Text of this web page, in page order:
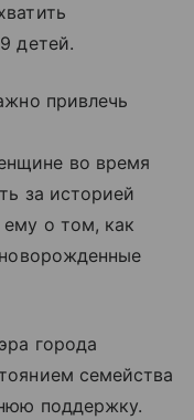
детей.
привлечь
во время
за историей
о том, как
города
семейства
поддержку.